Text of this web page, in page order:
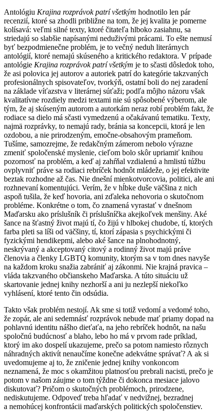
Antológiu Krajina rozprávok patrí všetkým hodnotilo len pár
recenzií, ktoré sa zhodli približne na tom, že jej kvalita je pomerne
kolísavá: veľmi silné texty, ktoré čitateľa hlboko zasiahnu, sa
striedajú so slabšie napísanými neduživými prácami. To ešte nemusí
byť bezpodmienečne problém, je to večný neduh literárnych
antológií, ktoré nemajú skúseného a kritického redaktora. V prípade
antológie Krajina rozprávok patrí všetkým je to sčasti dôsledok toho,
že asi polovica jej autorov a autoriek patrí do kategórie takzvaných
profesionálnych spisovateľov, tvorkýň, ostatní boli do nej zaradení
na základe víťazstva v literárnej súťaži; podľa môjho názoru však
kvalitatívne rozdiely medzi textami nie sú spôsobené výberom, ale
tým, že aj skúseným autorom a autorkám neraz robí problém fakt, že
rodiace sa dielo má sčasti vymedzenú a očakávanú tematiku. Texty,
najmä rozprávky, to nemajú rady, bránia sa koncepcii, ktorá je len
ozdobou, a nie prirodzeným, emočne-obsahovým prameňom.
Tušíme, samozrejme, že redakčným zámerom nebolo výrazne
zmeniť spoločenské myslenie, cieľom bolo skôr upriamiť knihou
pozornosť na problém, a keď aj zahŕňal vzdialenú a hmlistú túžbu
ovplyvniť práve sa rodiaci rebríček hodnôt mládeže, o jej efektivite
beztak rozhodne až čas. Nie dnešní mienkotvorcovia, politici, ale ani
rozhnevaní komentujúci. Verím, že v hĺbke duše väčšina z nich
aspoň tušila, že keď hovoria, ani zďaleka nehovoria o skutočnom
probléme. Konkrétne o tom, čo znamená vyrastať v dnešnom
Maďarsku ako príslušník či príslušníčka akejkoľvek menšiny. Aké
šance na šťastný život majú tí, čo žijú v hlbokej chudobe, tí, ktorých
farba pleti sa líši od väčšiny, tí, ktorí zápasia s psychickými či
fyzickými hendikepmi, alebo aké šance na plnohodnotný,
neskrývaný a akceptovaný citový a rodinný život majú práve
členovia a členky LGBTQ komunity, ktorým sa v tom dnes navyše
na každom kroku snažia zabrániť aj zákonmi. Nie krajná pravica –
vláda takzvaného občianskeho Maďarska. A túto situáciu už
skartovanie jednej knihy nezhorší a ani ju nezlepší niekoľko
vyhlásení, ktoré tento čin odsúdia.
Takto však problém nestojí. Ak sme si totiž vedomí a vedomé toho,
že zopár, ale ani sedemnásť rozprávok nebude mať priamy dopad na
pohlavnú identitu nášho dieťaťa, na jeho rebríček hodnôt, na našu
spoločnú budúcnosť a blaho, lebo ho má v prvom rade príklad,
ktorý im ako dospelí ukazujeme, prečo sa potom namiesto rôznych
náhradných aktivít nenaučíme konečne adekvátne správať? A ak si
uvedomujeme aj to, že zničenie jednej knihy vonkoncom
neznamená, že moc s okamžitou platnosťou prebrali nacisti, prečo je
potom v našom záujme o tom týždne či dokonca mesiace jalovo
diskutovať? Pričom o skutočných problémoch, prirodzene,
nediskutujeme. Odpoveď treba hľadať v nedvižnej, bezradnej
a nemohúcej konfrontácii maďarských politických spoločenstiev.